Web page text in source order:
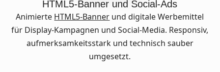
HTML5-Banner und Social-Ads
Animierte HTML5-Banner und digitale Werbemittel
für Display-Kampagnen und Social-Media. Responsiv,
aufmerksamkeitsstark und technisch sauber
umgesetzt.